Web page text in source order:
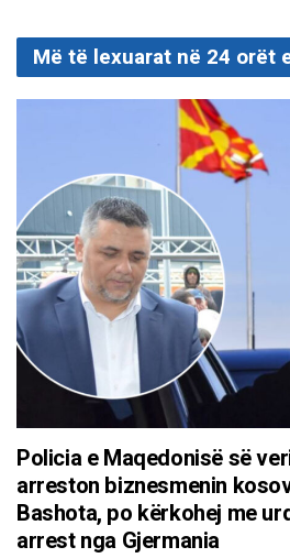
Më të lexuarat në 24 orët
Policia e Maqedonisë së
arreston biznesmenin
Bashota, po kërkohej me
arrest nga Gjermania